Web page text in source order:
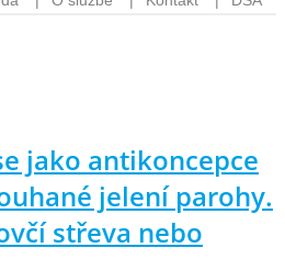
jako antikoncepce
jelení parohy.
střeva nebo